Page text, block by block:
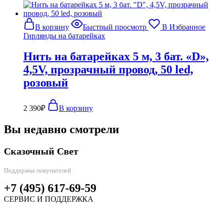
В корзину Быстрый просмотр
В Избранное
Гирлянды на батарейках
Нить на батарейках 5 м, 3 бат. «D»,
4,5V, прозрачный провод, 50 led,
розовый
2 390₽ В корзину
Вы недавно смотрели
Сказочный Свет
Поддержка покупателей
+7 (495) 617-69-59
СЕРВИС И ПОДДЕРЖКА